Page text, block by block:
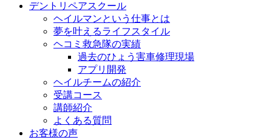
デントリペアスクール
ヘイルマンという仕事とは
夢を叶えるライフスタイル
ヘコミ救急隊の実績
過去のひょう害車修理現場
アプリ開発
ヘイルチームの紹介
受講コース
講師紹介
よくある質問
お客様の声